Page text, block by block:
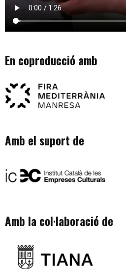
En coproducció amb
Amb el suport de
Amb la col·laboració de